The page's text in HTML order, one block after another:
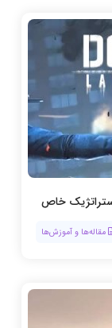
مقاله‌ها و آموزش‌ها